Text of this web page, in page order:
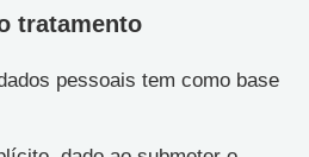
tratamento
pessoais tem como base